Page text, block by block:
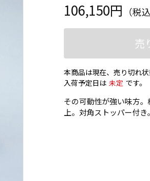
106,150円 （税込
売
本商品は現在、売り切れ状
入荷予定日は 未定 です。
その可動性が強い味方
上。対角ストッパー付